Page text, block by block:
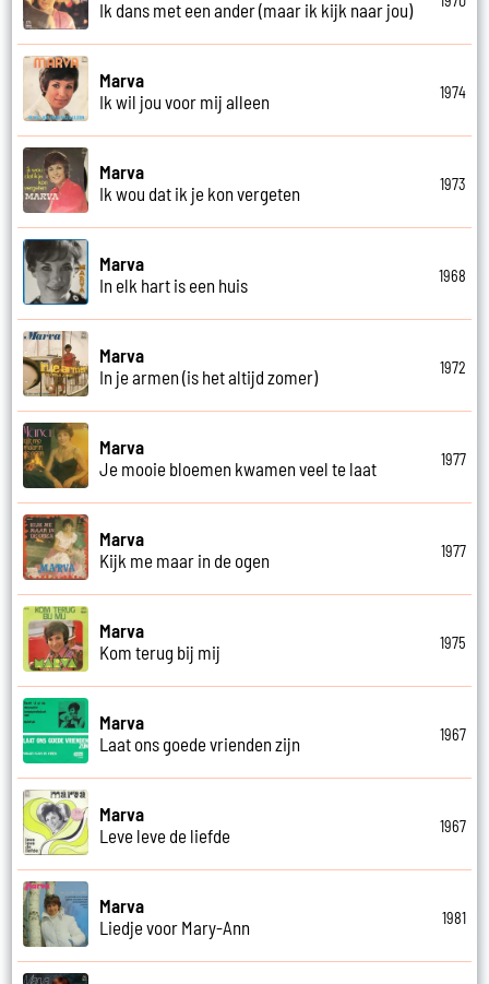
Ik dans met een ander (maar ik kijk naar jou)
Marva
Ik wil jou voor mij alleen
1974
Marva
Ik wou dat ik je kon vergeten
1973
Marva
In elk hart is een huis
1968
Marva
In je armen (is het altijd zomer)
1972
Marva
Je mooie bloemen kwamen veel te laat
1977
Marva
Kijk me maar in de ogen
1977
Marva
Kom terug bij mij
1975
Marva
Laat ons goede vrienden zijn
1967
Marva
Leve leve de liefde
1967
Marva
Liedje voor Mary-Ann
1981